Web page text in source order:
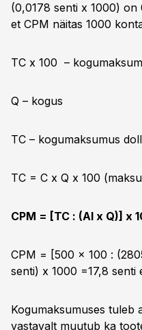
(0,0178 senti x 1000) on
et CPM näitas 1000
TC x 100 –
Q – kogus
TC – kogumaksumus
TC = C x Q x 100
CPM = [TC : (AI x Q)] x
CPM = [500 x 100 :
senti) x 1000 =17,8 senti
Kogumaksumuses tuleb
vastavalt muutub ka